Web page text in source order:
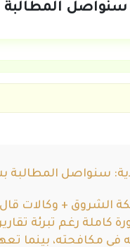
سنواصل
سنواصل المطالبة
الشروق + وكالات قال
كاملة رغم تبرئة
في مكافحته، بينما